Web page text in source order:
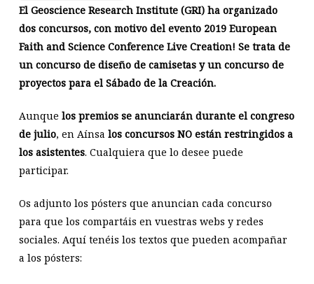
El Geoscience Research Institute (GRI) ha organizado
dos concursos, con motivo del evento 2019 European
Faith and Science Conference Live Creation! Se trata de
un concurso de diseño de camisetas y un concurso de
proyectos para el Sábado de la Creación.
Aunque los premios se anunciarán durante el congreso
de julio, en Aínsa los concursos NO están restringidos a
los asistentes. Cualquiera que lo desee puede
participar.
Os adjunto los pósters que anuncian cada concurso
para que los compartáis en vuestras webs y redes
sociales. Aquí tenéis los textos que pueden acompañar
a los pósters: